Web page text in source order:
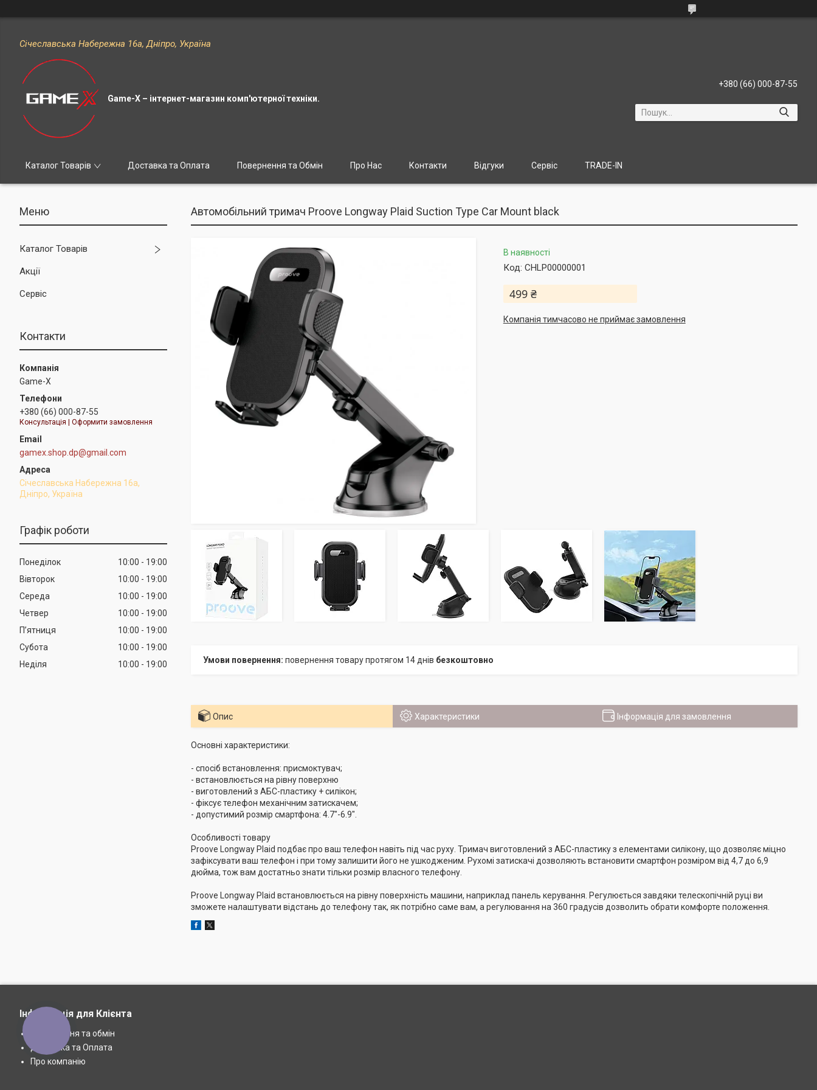
Січеславська Набережна 16а, Дніпро, Україна
Game-X – інтернет-магазин комп'ютерної техніки.
+380 (66) 000-87-55
Каталог Товарів Доставка та Оплата Повернення та Обмін Про Нас Контакти Відгуки Сервіс TRADE-IN
Каталог Товарів
Акції
Сервіс
Контакти
Game-X
+380 (66) 000-87-55
Консультація | Оформити замовлення
gamex.shop.dp@gmail.com
Січеславська Набережна 16а,
Дніпро, Україна
Графік роботи
Понеділок 10:00
19:00
Вівторок
10:00
19:00
Середа
10:00
19:00
Четвер
10:00
19:00
Пʼятниця
10:00
19:00
Субота
10:00
19:00
Неділя
10:00 19:00
Автомобільний тримач Proove Longway Plaid Suction Type Car Mount black
В наявності
Код: CHLP00000001
499 ₴
Компанія тимчасово не приймає замовлення
повернення товару протягом 14 днів безкоштовно
Опис Характеристики Інформація для замовлення
Основні характеристики:
- спосіб встановлення: присмоктувач;
- встановлюється на рівну поверхню
- виготовлений з АБС-пластику + силікон;
- фіксує телефон механічним затискачем;
- допустимий розмір смартфона: 4.7"-6.9".
Особливості товару
Proove Longway Plaid подбає про ваш телефон навіть під час руху. Тримач виготовлений з АБС-пластику з елементами силікону, що дозволяє міцно
зафіксувати ваш телефон і при тому залишити його не ушкодженим. Рухомі затискачі дозволяють встановити смартфон розміром від 4,7 до 6,9
дюйма, тож вам достатньо знати тільки розмір власного телефону.
Proove Longway Plaid встановлюється на рівну поверхність машини, наприклад панель керування. Регулюється завдяки телескопічній руці ви
зможете налаштувати відстань до телефону так, як потрібно саме вам, а регулювання на 360 градусів дозволить обрати комфорте положення.
Інформація для Клієнта
Повернення та обмін
Доставка та Оплата
Про компанію